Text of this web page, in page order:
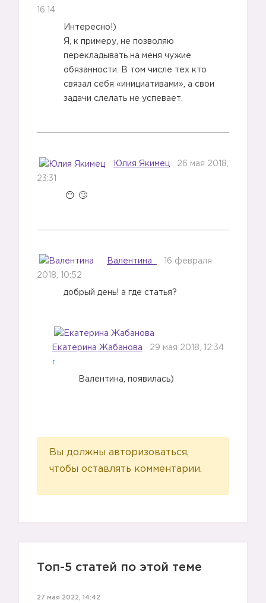
16:14
Интересно!)
Я, к примеру, не позволяю
перекладывать на меня чужие
обязанности. В том числе тех кто
связал себя «инициативами», а свои
задачи слелать не успевает.
Юлия Якимец 26 мая 2018,
23:31
Валентина 16 февраля
2018, 10:52
добрый день! а где статья?
Екатерина Жабанова
29 мая 2018, 12:34
↑
Валентина, появилась)
Вы должны авторизоваться,
чтобы оставлять комментарии.
Топ-5 статей по этой теме
27 мая 2022, 14:42